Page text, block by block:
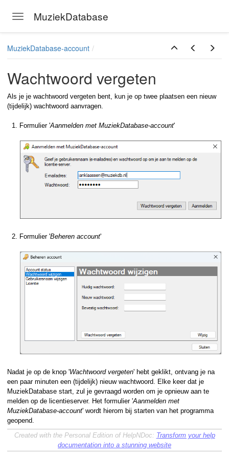
Toggle navigation
MuziekDatabase
MuziekDatabase-account
Wachtwoord vergeten
Als je je wachtwoord vergeten bent, kun je op twee plaatsen een nieuw
(tijdelijk) wachtwoord aanvragen.
Formulier 'Aanmelden met MuziekDatabase-account'
Formulier 'Beheren account'
Nadat je op de knop 'Wachtwoord vergeten' hebt geklikt, ontvang je na
een paar minuten een (tijdelijk) nieuw wachtwoord. Elke keer dat je
MuziekDatabase start, zul je gevraagd worden om je opnieuw aan te
melden op de licentieserver. Het formulier 'Aanmelden met
MuziekDatabase-account' wordt hierom bij starten van het programma
geopend.
Created with the Personal Edition of HelpNDoc: Transform your help
documentation into a stunning website